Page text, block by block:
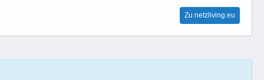
Zu netzliving.eu